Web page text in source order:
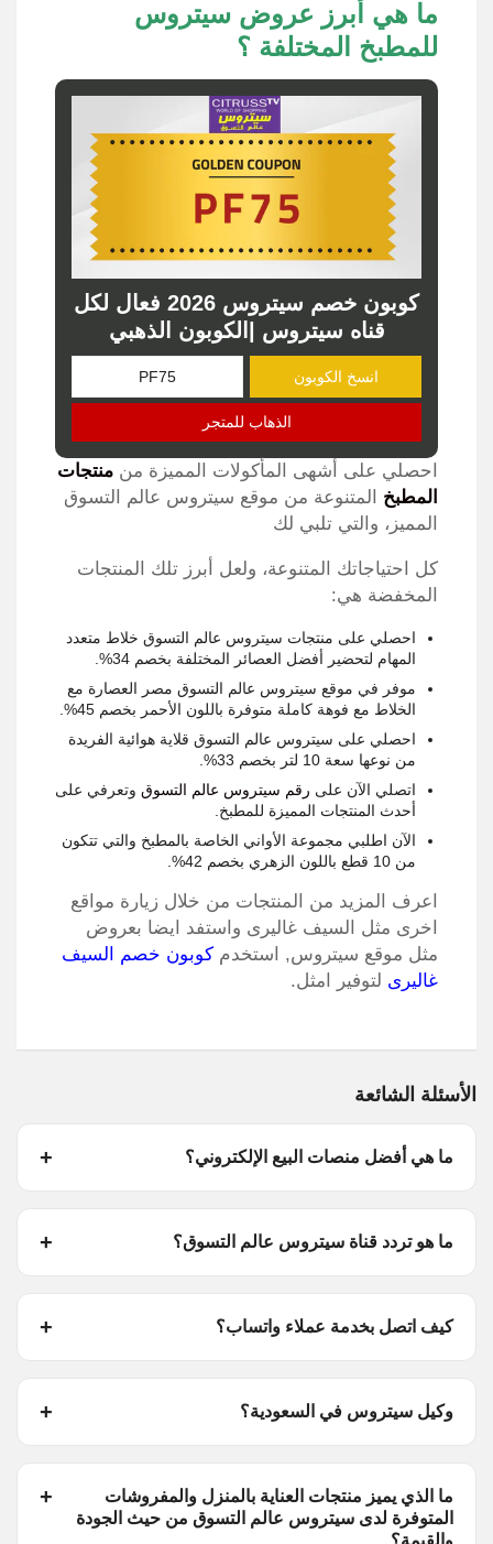
ما هي أبرز عروض سيتروس
للمطبخ المختلفة ؟
كوبون خصم سيتروس 2026 فعال لكل
قناه سيتروس |الكوبون الذهبي
انسخ الكوبون
الذهاب للمتجر
احصلي على أشهى المأكولات المميزة من منتجات
المطبخ المتنوعة من موقع سيتروس عالم التسوق
المميز، والتي تلبي لك
كل احتياجاتك المتنوعة، ولعل أبرز تلك المنتجات
المخفضة هي:
احصلي على منتجات سيتروس عالم التسوق خلاط متعدد
المهام لتحضير أفضل العصائر المختلفة بخصم 34%.
موفر في موقع سيتروس عالم التسوق مصر العصارة مع
الخلاط مع فوهة كاملة متوفرة باللون الأحمر بخصم 45%.
احصلي على سيتروس عالم التسوق قلاية هوائية الفريدة
من نوعها سعة 10 لتر بخصم 33%.
اتصلي الآن على رقم سيتروس عالم التسوق وتعرفي على
أحدث المنتجات المميزة للمطبخ.
الآن اطلبي مجموعة الأواني الخاصة بالمطبخ والتي تتكون
من 10 قطع باللون الزهري بخصم 42%.
اعرف المزيد من المنتجات من خلال زيارة مواقع
اخرى مثل السيف غاليرى واستفد ايضا بعروض
مثل موقع سيتروس, استخدم كوبون خصم السيف
غاليرى لتوفير امثل.
الأسئلة الشائعة
ما هي أفضل منصات البيع الإلكتروني؟
ما هو تردد قناة سيتروس عالم التسوق؟
كيف اتصل بخدمة عملاء واتساب؟
وكيل سيتروس في السعودية؟
ما الذي يميز منتجات العناية بالمنزل والمفروشات
المتوفرة لدى سيتروس عالم التسوق من حيث الجودة
والقيمة؟